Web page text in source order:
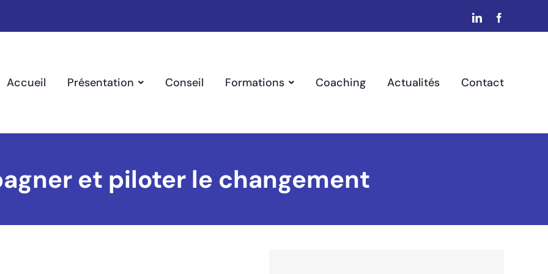
LinkedIn
Accueil Présentation Conseil Formations Coaching Actualités Contact
et piloter le changement